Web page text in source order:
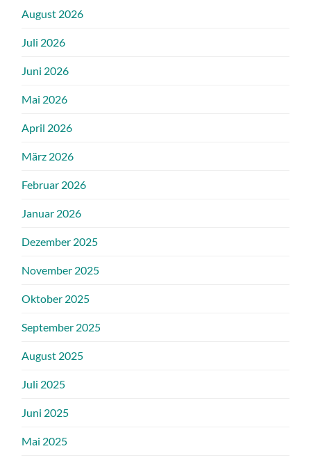
August 2026
Juli 2026
Juni 2026
Mai 2026
April 2026
März 2026
Februar 2026
Januar 2026
Dezember 2025
November 2025
Oktober 2025
September 2025
August 2025
Juli 2025
Juni 2025
Mai 2025